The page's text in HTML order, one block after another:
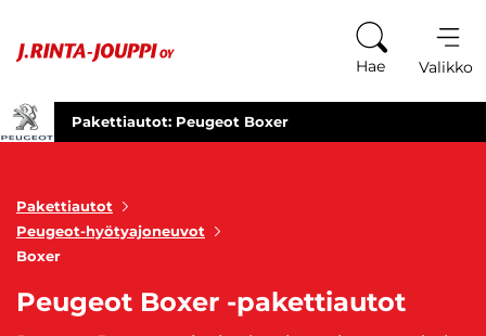
Hae Valikko
Pakettiautot: Peugeot Boxer
Pakettiautot
Peugeot-hyötyajoneuvot
Boxer
Peugeot Boxer -pakettiautot